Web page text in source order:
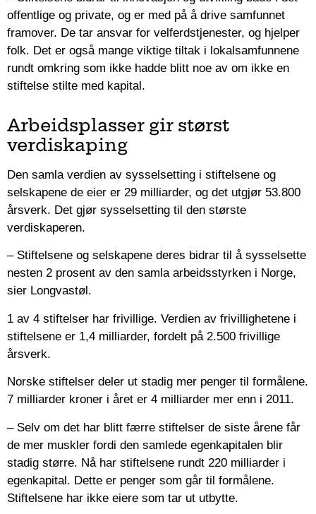
offentlige og private, og er med på å drive samfunnet
framover. De tar ansvar for velferdstjenester, og hjelper
folk. Det er også mange viktige tiltak i lokalsamfunnene
rundt omkring som ikke hadde blitt noe av om ikke en
stiftelse stilte med kapital.
Arbeidsplasser gir størst
verdiskaping
Den samla verdien av sysselsetting i stiftelsene og
selskapene de eier er 29 milliarder, og det utgjør 53.800
årsverk. Det gjør sysselsetting til den største
verdiskaperen.
– Stiftelsene og selskapene deres bidrar til å sysselsette
nesten 2 prosent av den samla arbeidsstyrken i Norge,
sier Longvastøl.
1 av 4 stiftelser har frivillige. Verdien av frivillighetene i
stiftelsene er 1,4 milliarder, fordelt på 2.500 frivillige
årsverk.
Norske stiftelser deler ut stadig mer penger til formålene.
7 milliarder kroner i året er 4 milliarder mer enn i 2011.
– Selv om det har blitt færre stiftelser de siste årene får
de mer muskler fordi den samlede egenkapitalen blir
stadig større. Nå har stiftelsene rundt 220 milliarder i
egenkapital. Dette er penger som går til formålene.
Stiftelsene har ikke eiere som tar ut utbytte.